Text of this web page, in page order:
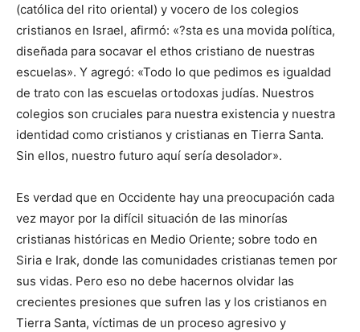
(católica del rito oriental) y vocero de los colegios
cristianos en Israel, afirmó: «?sta es una movida política,
diseñada para socavar el ethos cristiano de nuestras
escuelas». Y agregó: «Todo lo que pedimos es igualdad
de trato con las escuelas ortodoxas judías. Nuestros
colegios son cruciales para nuestra existencia y nuestra
identidad como cristianos y cristianas en Tierra Santa.
Sin ellos, nuestro futuro aquí sería desolador».
Es verdad que en Occidente hay una preocupación cada
vez mayor por la difícil situación de las minorías
cristianas históricas en Medio Oriente; sobre todo en
Siria e Irak, donde las comunidades cristianas temen por
sus vidas. Pero eso no debe hacernos olvidar las
crecientes presiones que sufren las y los cristianos en
Tierra Santa, víctimas de un proceso agresivo y